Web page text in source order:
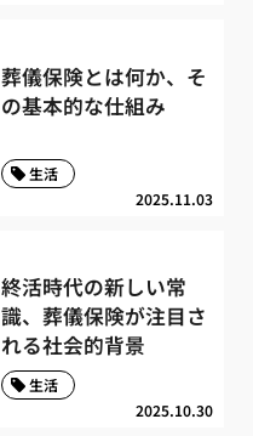
葬儀保険とは何か、そ
の基本的な仕組み
2025.11.03
生活
終活時代の新しい常
識、葬儀保険が注目さ
れる社会的背景
2025.10.30
生活